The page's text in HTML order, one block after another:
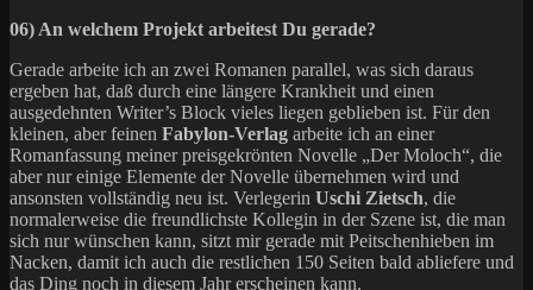
06) An welchem Projekt arbeitest Du gerade?
Gerade arbeite ich an zwei Romanen parallel, was sich daraus
ergeben hat, daß durch eine längere Krankheit und einen
ausgedehnten Writer’s Block vieles liegen geblieben ist. Für den
kleinen, aber feinen Fabylon-Verlag arbeite ich an einer
Romanfassung meiner preisgekrönten Novelle „Der Moloch“, die
aber nur einige Elemente der Novelle übernehmen wird und
ansonsten vollständig neu ist. Verlegerin Uschi Zietsch, die
normalerweise die freundlichste Kollegin in der Szene ist, die man
sich nur wünschen kann, sitzt mir gerade mit Peitschenhieben im
Nacken, damit ich auch die restlichen 150 Seiten bald abliefere und
das Ding noch in diesem Jahr erscheinen kann.